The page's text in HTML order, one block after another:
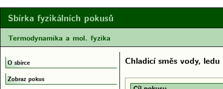
Sbírka fyzikálních pokusů
Termodynamika a mol. fyzika
Chladicí směs vody, ledu
O sbírce
Zobraz pokus